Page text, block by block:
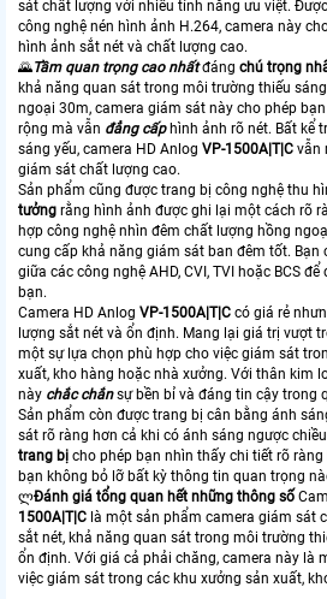
sát chất lượng với nhiều tính năng ưu việt.
công nghệ nén hình ảnh H.264, camera này
hình ảnh sắt nét và chất lượng cao.
🌄Tầm quan trọng cao nhấtđáng chú trọng
khả năng quan sát trong môi trường thiếu
ngoại 30m, camera giám sát này cho phép
rộng mà vẫn đẳng cấphình ảnh rõ nét. Bất kể
sáng yếu, camera HD Anlog VP-1500A|T|C vẫn
giám sát chất lượng cao.
Sản phẩm cũng được trang bị công nghệ thu
tưởng rằng hình ảnh được ghi lại một cách rõ
hợp công nghệ nhìn đêm chất lượng hồng
cung cấp khả năng giám sát ban đêm tốt. Bạn
giữa các công nghệ AHD, CVI, TVI hoặc BCS
bạn.
Camera HD Anlog VP-1500A|T|C có giá rẻ
lượng sắt nét và ổn định. Mang lại giá trị vượt
một sự lựa chọn phù hợp cho việc giám sát
xuất, kho hàng hoặc nhà xưởng. Với thân kim
này chắc chắnsự bền bỉ và đáng tin cậy trong
Sản phẩm còn được trang bị cân bằng ánh
sát rõ ràng hơn cả khi có ánh sáng ngược
trang bị cho phép bạn nhìn thấy chi tiết rõ ràng
bạn không bỏ lỡ bất kỳ thông tin quan trọng
ლĐánh giá tổng quan hết những thông số
1500A|T|C là một sản phẩm camera giám sát
sắt nét, khả năng quan sát trong môi trường
ổn định. Với giá cả phải chăng, camera này là
việc giám sát trong các khu xưởng sản xuất,